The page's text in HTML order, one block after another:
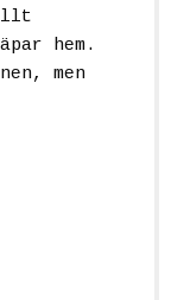
hem.
men